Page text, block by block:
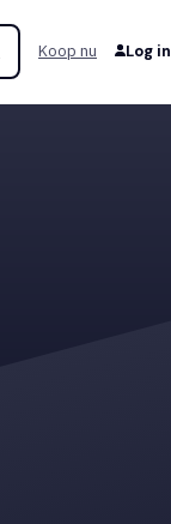
Koop nu Log in